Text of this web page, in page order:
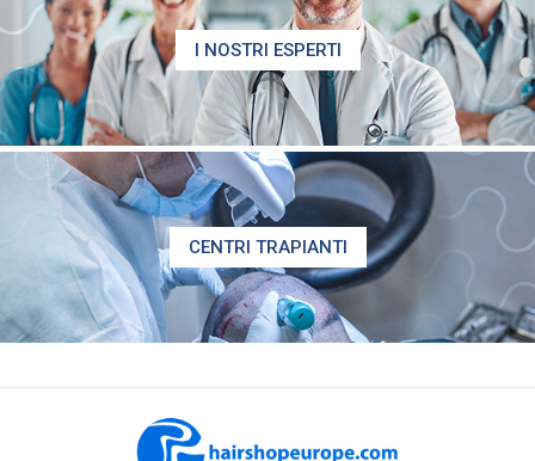
I NOSTRI ESPERTI
CENTRI TRAPIANTI